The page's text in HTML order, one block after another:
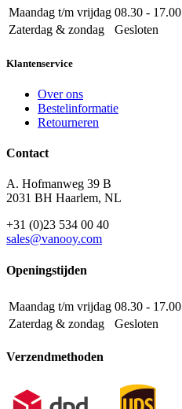
Maandag t/m vrijdag 08.30 - 17.00
Zaterdag & zondag
Gesloten
Klantenservice
Over ons
Bestelinformatie
Retourneren
Contact
A. Hofmanweg 39 B
2031 BH Haarlem, NL
+31 (0)23 534 00 40
sales@vanooy.com
Openingstijden
Maandag t/m vrijdag 08.30 - 17.00
Zaterdag & zondag
Gesloten
Verzendmethoden